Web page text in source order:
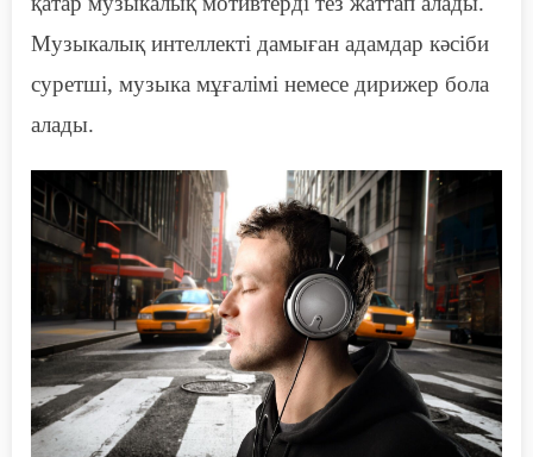
Музыкалық интеллекті дамыған адамдар кәсіби
суретші, музыка мұғалімі немесе дирижер бола
алады.